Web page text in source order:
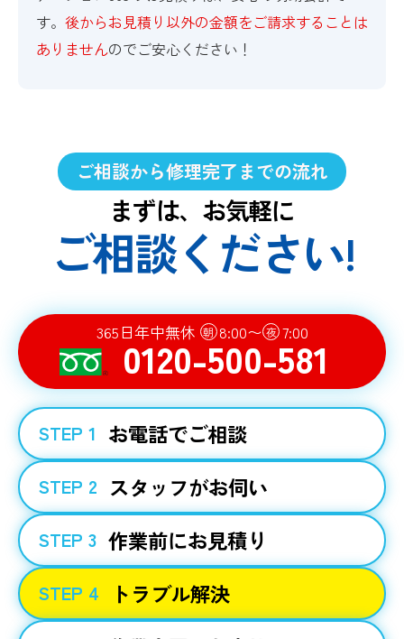
す。 後からお見積り以外の金額をご請求することは
ありませんのでご安心ください！
ご相談から修理完了までの流れ
まずは、お気軽に
ご相談ください!
365日年中無休 朝 8:00〜 夜 7:00
0120-500-581
STEP 1 お電話でご相談
STEP 2 スタッフがお伺い
STEP 3 作業前にお見積り
STEP 4 トラブル解決